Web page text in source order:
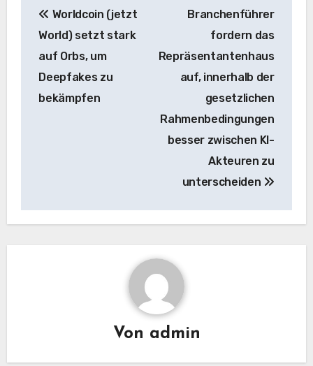
Navigation
Worldcoin (jetzt
World) setzt stark
auf Orbs, um
Deepfakes zu
bekämpfen
Branchenführer
fordern das
Repräsentantenhaus
auf, innerhalb der
gesetzlichen
Rahmenbedingungen
besser zwischen KI-
Akteuren zu
unterscheiden
Von admin